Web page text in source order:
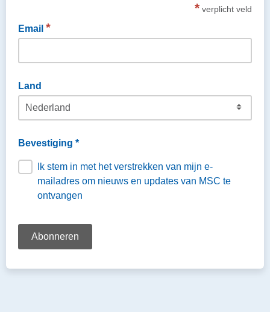
* verplicht veld
Email *
Land
Bevestiging *
Ik stem in met het verstrekken van mijn e-
mailadres om nieuws en updates van MSC te
ontvangen